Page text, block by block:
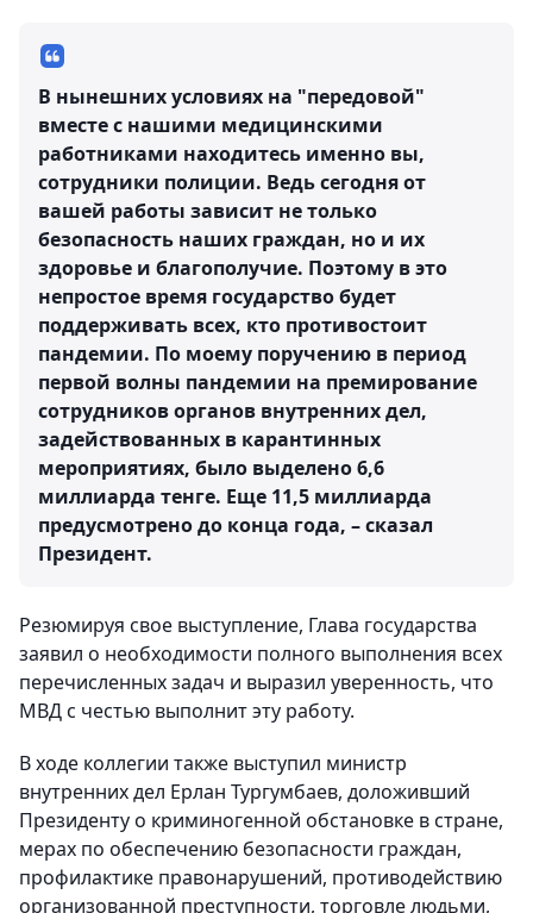
В нынешних условиях на "передовой"
вместе с нашими медицинскими
работниками находитесь именно вы,
сотрудники полиции. Ведь сегодня от
вашей работы зависит не только
безопасность наших граждан, но и их
здоровье и благополучие. Поэтому в это
непростое время государство будет
поддерживать всех, кто противостоит
пандемии. По моему поручению в период
первой волны пандемии на премирование
сотрудников органов внутренних дел,
задействованных в карантинных
мероприятиях, было выделено 6,6
миллиарда тенге. Еще 11,5 миллиарда
предусмотрено до конца года, – сказал
Президент.
Резюмируя свое выступление, Глава государства
заявил о необходимости полного выполнения всех
перечисленных задач и выразил уверенность, что
МВД с честью выполнит эту работу.
В ходе коллегии также выступил министр
внутренних дел Ерлан Тургумбаев, доложивший
Президенту о криминогенной обстановке в стране,
мерах по обеспечению безопасности граждан,
профилактике правонарушений, противодействию
организованной преступности, торговле людьми,